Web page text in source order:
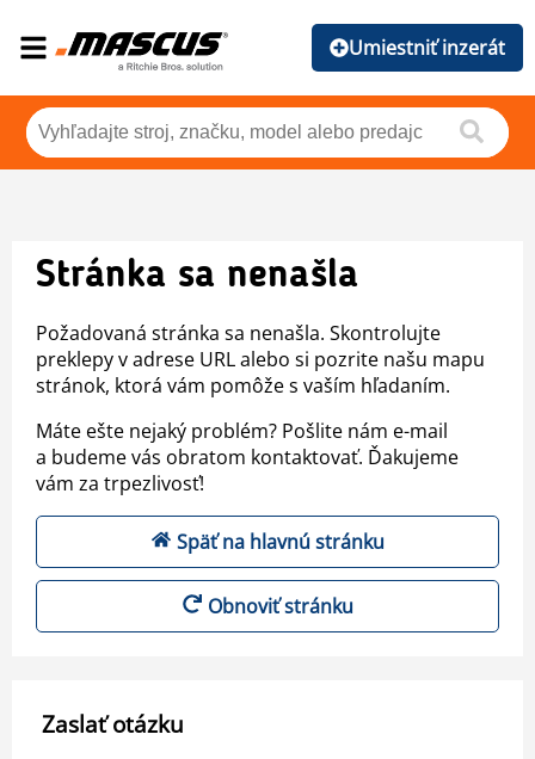
Umiestniť inzerát
Stránka sa nenašla
Požadovaná stránka sa nenašla. Skontrolujte
preklepy v adrese URL alebo si pozrite našu mapu
stránok, ktorá vám pomôže s vaším hľadaním.
Máte ešte nejaký problém? Pošlite nám e-mail
a budeme vás obratom kontaktovať. Ďakujeme
vám za trpezlivosť!
Späť na hlavnú stránku
Obnoviť stránku
Zaslať otázku